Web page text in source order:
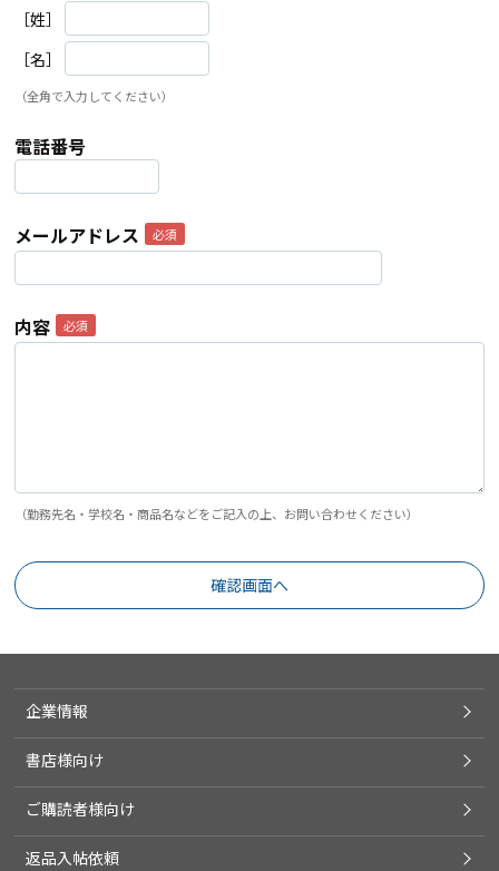
［姓］
［名］
（全角で入力してください）
電話番号
メールアドレス
内容
（勤務先名・学校名・商品名などをご記入の上、お問い合わせください）
企業情報
書店様向け
ご購読者様向け
返品入帖依頼